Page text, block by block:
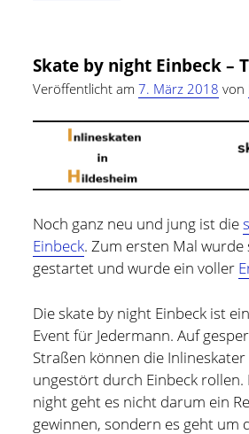
Termine
2018
Skate by night Einbeck –
Veröffentlicht am7. März 2018 von
Noch ganz neu und jung ist die
Einbeck. Zum ersten Mal wurde
gestartet und wurde ein voller
Die skate by night Einbeck ist
Event für Jedermann. Auf
Straßen können die
ungestört durch Einbeck rollen.
night geht es nicht darum ein
gewinnen, sondern es geht um